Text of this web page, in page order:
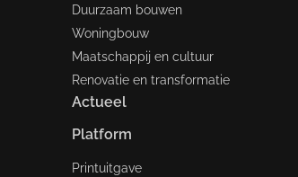
Duurzaam bouwen
Woningbouw
Maatschappij en cultuur
Renovatie en transformatie
Actueel
Platform
Printuitgave